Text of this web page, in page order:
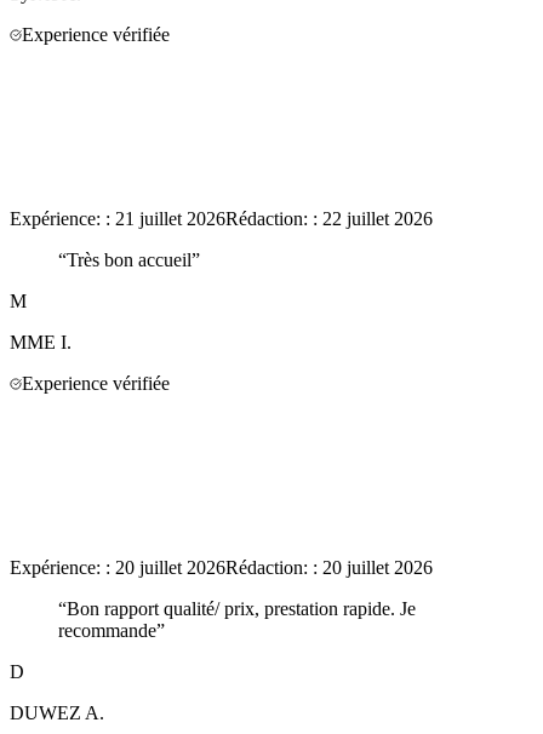
Experience vérifiée
Expérience: : 21 juillet 2026Rédaction: : 22 juillet 2026
“Très bon accueil”
M
MME I.
Experience vérifiée
Expérience: : 20 juillet 2026Rédaction: : 20 juillet 2026
“Bon rapport qualité/ prix, prestation rapide. Je
recommande”
D
DUWEZ A.